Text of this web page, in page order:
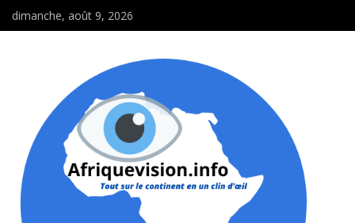
dimanche, août 9, 2026